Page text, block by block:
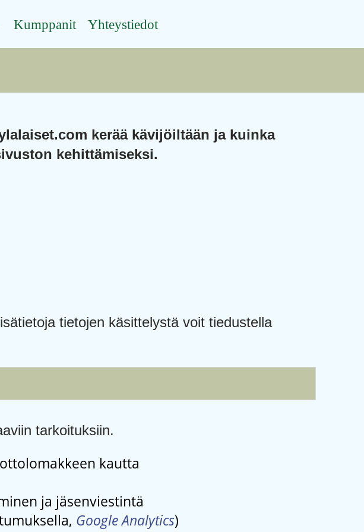
Kumppanit Yhteystiedot
kerää kävijöiltään ja kuinka
kehittämiseksi.
tietojen käsittelystä voit tiedustella
tarkoituksiin.
kautta
ja jäsenviestintä
Google Analytics)